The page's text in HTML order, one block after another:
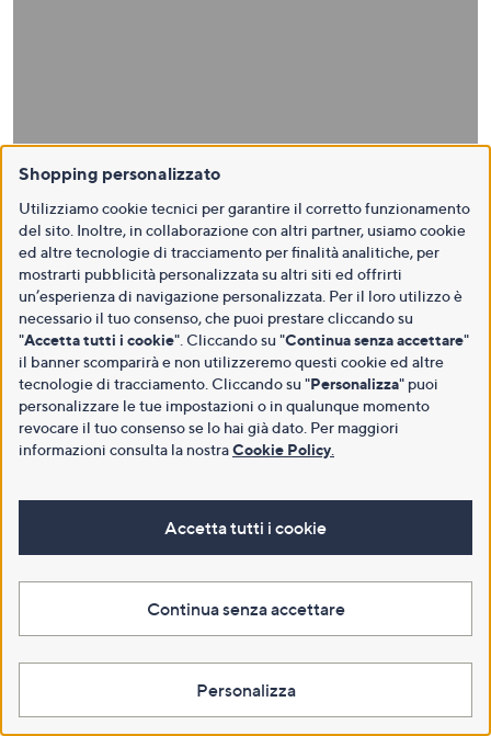
Shopping personalizzato
Utilizziamo cookie tecnici per garantire il corretto funzionamento
del sito. Inoltre, in collaborazione con altri partner, usiamo cookie
ed altre tecnologie di tracciamento per finalità analitiche, per
mostrarti pubblicità personalizzata su altri siti ed offrirti
un’esperienza di navigazione personalizzata. Per il loro utilizzo è
necessario il tuo consenso, che puoi prestare cliccando su
"Accetta tutti i cookie". Cliccando su "Continua senza accettare"
il banner scomparirà e non utilizzeremo questi cookie ed altre
tecnologie di tracciamento. Cliccando su "Personalizza" puoi
personalizzare le tue impostazioni o in qualunque momento
revocare il tuo consenso se lo hai già dato. Per maggiori
informazioni consulta la nostraCookie Policy
Accetta tutti i cookie
Continua senza accettare
Personalizza